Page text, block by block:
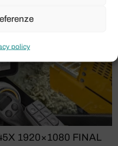
policy
1920×1080 FINAL